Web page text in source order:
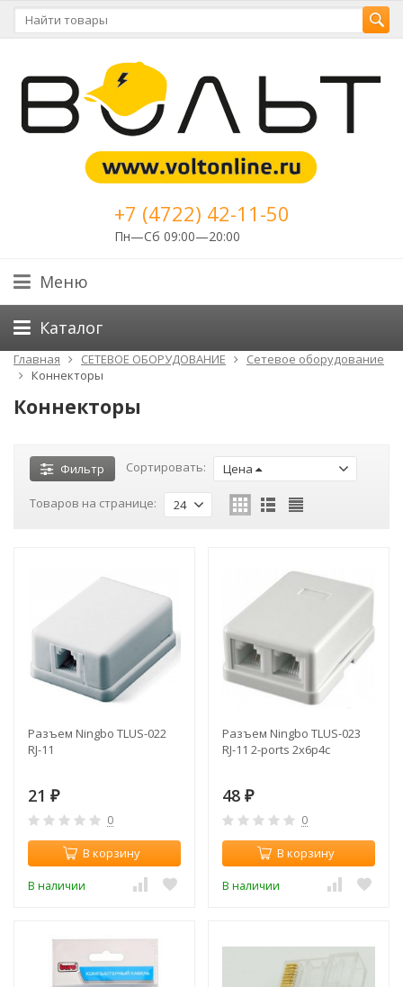
+7 (4722) 42-11-50
Пн—Сб 09:00—20:00
Меню
Каталог
Главная СЕТЕВОЕ ОБОРУДОВАНИЕ
Cетевое оборудование
Коннекторы
Коннекторы
Фильтр Сортировать: Цена
Товаров на странице: 24
Разъем Ningbo TLUS-022
RJ-11
21 ₽
0
В корзину
В наличии
Разъем Ningbo TLUS-023
RJ-11 2-ports 2х6р4с
48 ₽
0
В корзину
В наличии